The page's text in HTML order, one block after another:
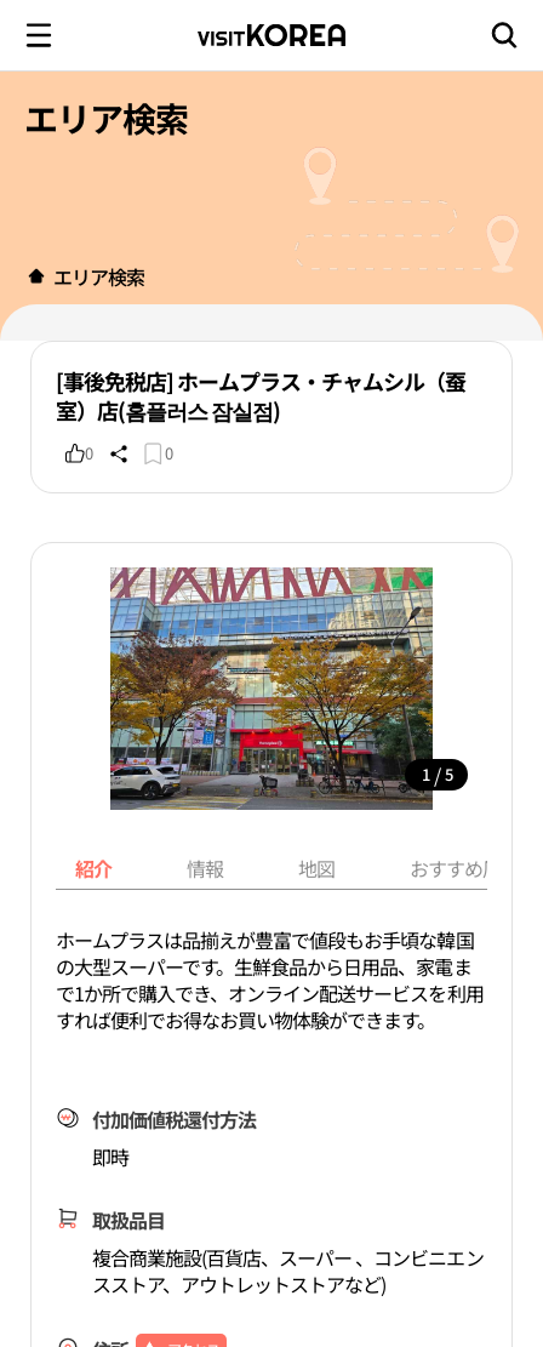
エリア検索
エリア検索
[事後免税店] ホームプラス・チャムシル（蚕
室）店(홈플러스 잠실점)
0 0
1 / 5
紹介 情報 地図 おすすめ周辺
ホームプラスは品揃えが豊富で値段もお手頃な韓国
の大型スーパーです。生鮮食品から日用品、家電ま
で1か所で購入でき、オンライン配送サービスを利用
すれば便利でお得なお買い物体験ができます。
付加価値税還付方法
即時
取扱品目
複合商業施設(百貨店、スーパー 、コンビニエン
スストア、アウトレットストアなど)